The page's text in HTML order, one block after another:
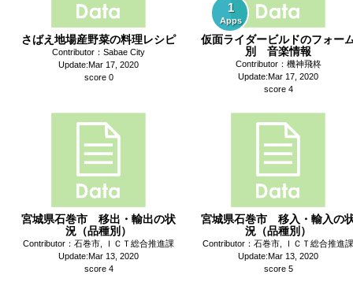
さばえ地場産野菜の料理レシピ
Contributor：Sabae City
Update:Mar 17, 2020
score 0
1
Apps
仮面ライダービルドのフォー
別 音楽情報
Contributor：機神飛柊
Update:Mar 17, 2020
score 4
宮城県石巻市 移出・輸出の状
況（品種別）
Contributor：石巻市, ＩＣＴ総合推進課
Update:Mar 13, 2020
score 4
宮城県石巻市 移入・輸入の
況（品種別）
Contributor：石巻市, ＩＣＴ総合推進課
Update:Mar 13, 2020
score 5